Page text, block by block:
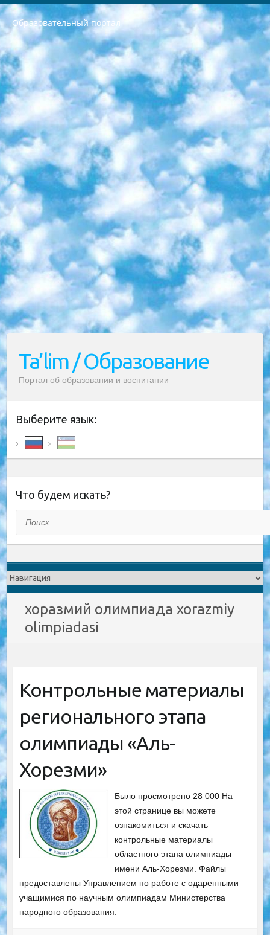
Образовательный портал
РЕСПУБЛИКА УЗБЕКИСТАН МИНИСТРЕРСТВО ДОШКОЛЬНОГО И ШКОЛЬНОГО ОБРАЗОВАНИЯ КОМАНДА в общеобразовательных учреждениях в 2023-2024 учебном году организация и проведение итоговой государственной аттестации обучающихся о Министра дошкольного и школьного образования Республики Узбекистан от 4 марта 2008 года (постановлением Минюста от 20 марта 2008 года № 1778 государственной регистрации) «Итоговое состояние учащихся общего среднего образования на основании положения об утверждении положения об аттестации общего среднего образования выпускной экзамен студентов в образовательных учреждениях в 2023-2024 учебном году В целях организации и прохождения аттестации приказываю: 1. Следующее: перечень предметов, по которым будет проводиться итоговая государственная аттестация и экзамен формы перевода согласно приложению 1; сертификаты международного образца, оценивающие уровень владения иностранными языками перечень согласно приложению 2; 2. Педагогический при специализированных образовательных учреждениях. научно-практический центр квалификации и международной оценки (Д.Давидова) 2024 г. До 25 марта: задания по предметам, по которым будет проводиться итоговая аттестация разработка и утверждение технических условий; итоговая аттестация на основании разработанного предметного задания разработка вопросов по предметам (устно и письменно), экзамен передача; общеобразовательные средние школы и специальные учебные заведения учащиеся выпускных классов школ и интернатов в агентской системе подготовка базы данных экзаменационных материалов и критериев оценки; перевод базы экзаменационных материалов на все языки обучения подать в Республиканский образовательный центр для изготовления; варианты экзаменов на основе разработанных контрольных материалов пусть будут поставлены задачи формирования. 3. Республиканский образовательный центр (Ш.Худайкулов) до 5 апреля 2024 года. до: база данных предоставленных экзаменационных материалов на все языки обучения перевод и экспертиза; для слепых, слабовидящих, глухих, слабослышащих и умственно отсталых детей учащиеся выпускных классов специализированных школ и школ-интернатов база данных экзаменационных материалов на всех преподаваемых языках подготовка критериев оценки; специализированные школы для умственно отсталых детей и технологии для учащихся выпускных классов школ-интернатов разработка соответствующих рекомендаций и критериев проведения ЕГЭ по естествознанию давать задания. 4. Педагогический при специализированных образовательных учреждениях. Научно-практический центр навыков и международной оценки (Д.Давидова), Республика образовательный центр (Худайкулов Ш.) итоговый государственный аттестационный экзамен ориентирован на творческое и логическое мышление при подготовке базы материалов учитывать введение заданий. 5. Следует отметить, что: сертификат государственного образца о знании общеобразовательного предмета и как минимум национальный уровень B1 по предметам на иностранных языках, указанным в Приложении 2. или международно признанный сертификат эквивалентного уровня студенты, изучающие определенный предмет, освобождаются от экзамена; по соответствующим предметам запланирована итоговая государственная аттестация за день до дня, путем жеребьевки Рабочей группой (в письменной форме по предметам, проводимым в форме) из числа сформированных вариантов выбрано 2 варианта; 2 выбранных варианта экзамена анонсированы на официальном сайте министерства и все выпускники по всей стране на основе этих вариантов проводит итоговую государственную аттестацию. 6. Государственное образование учащихся средних общеобразовательных учреждений. знания в соответствии с квалификационными требованиями, которые необходимо приобрести на основании стандартов итоговый (выпускной) контроль для 9 и 11 классов в целях тестирования Экзамены (далее – экзамены) состоят из предметов, перечисленных в приложении 1. будет сделано. 7. Экзамены пройдут с 26 мая по 15 июня 2024 г. (кроме науки физического воспитания). 8. Физическая для учащихся 9 классов общесредних образовательных учреждений. Экзамены по предмету «Образование, квалификация медицина» 1-6 мая 2024 года. сотрудники перевести под присмотр (с отклонениями в физическом или умственном развитии) специализированная школа для детей, школы-интернаты и со сколиозом школы-интернаты санаторного типа для больных детей исключены). 9. Он был слепым, слабовидящим и имел нарушения опорно-двигательного аппарата. экзамены в специализированных школах и интернатах для детей должны проводиться исходя из требований, предъявляемых к общеобразовательным учреждениям (физкультура кроме науки). 10. Специализированная школа для глухих и слабослышащих детей. и экзамены в интернатах и быть реализован в виде письменного теста по математике. 11. Специальность для умственно отсталых детей. Для 9 класса Родной язык и литературное письмо Государственный язык (язык обучения – узбекский). для неклассов) написано Математическое письмо Письменная/устная история Узбекистана Физическое воспитание практично Итоговый контроль Для 11 класса Написание родного языка и литературы (эссе) Математическое письмо Узбекский язык (обучение на узбекском языке) не посещающее общее среднее образование для учреждений)/Образовательное учреждение выбор письменный и устный Иностранный язык письменный/устный Письменная/устная история Узбекистана *По выбору студента:  Химия  Физика  Основы государственного права  География 10 бесплатных образовательных ресурсов - Мы составили подборку онлайн-проектов с интерактивными упражнениями, видеолекциями и статьями. Они помогут вам обрести новые и освежить старые знания бесплатно. 1. «ИНТУИТ» Старейшая образовательная площадка Рунета. Здесь вы найдёте сотни текстовых и видеокурсов на десятки различных тем — от программирования до психологии. Многие курсы подготовлены российскими университетами и крупными международными компаниями вроде Intel и Microsoft. Самостоятельное обучение бесплатное, но желающие могут оплатить услуги персональных наставников. 2. «Смартия» знакомит с актуальными профессиями и подсказывает, как им обучаться. Выбрав заинтересовавшую вас специальность — SMM-специалист, фотограф, веб-дизайнер или другую, — увидите список необходимых для неё умений. Чтобы вы могли освоить их самостоятельно, для каждого умения площадка отображает подборку ссылок на учебные материалы. Хотя «Смартия» ориентируется на русскоязычную аудиторию, часть контента всё же доступна только на английском. 3. «Лекторий Физтеха» Проект Московского физико-технического института (Физтеха). С его помощью вы можете смотреть онлайн серии лекций, записанные на видео в этом вузе. В числе доступных предметов — физика, биология, химия, информационные технологии и другие. К некоторым лекциям администрация ресурса прилагает готовые конспекты, которые можно скачивать в PDF-формате. 4. ITMOcourses Онлайн-площадка Санкт-Петербургского национального исследовательского университета информационных технологий, механики и оптики (ИТМО). Ресурс предоставляет свободный доступ к курсам, разработанным в этом вузе. Каталог материалов разбит на четыре категории: «Оптические системы и технологии», «Приборостроение и робототехника», «Информационные технологии» и «Биотехнологии». Курсы состоят из видеолекций, интерактивных демонстраций и заданий. 5. «КиберЛенинка» Электронная научная библиотека открытого доступа. Каталог площадки регулярно обрастает текстами статей из различных научных изданий. Сгруппированные по журналам и рубрикам публикации можно читать онлайн или скачивать целиком в PDF-формате. Проект нацелен на популяризацию науки за счёт открытого доступа к качественной информации. 6. «ПостНаука» На этом ресурсе публикуют подборки видеолекций, составленные экспертами из разных отраслей и объединённые общими темами. Среди них, к примеру, есть серии «Биоинформатика и геномика», «Культура средневековой Скандинавии» и Cinema Studies о теории кино. Каждая подборка лекций — логически связанная история, рассказанная экспертом от первого лица. Кроме того, на сайте появляются научно-образовательные статьи и тесты на разные темы. 7. «Newочём» Команда проекта «Newочём» отбирает самые интересные тексты из англоязычных СМИ и переводит те из них, за которые голосуют участники сообщества «ВКонтакте». По большей части это научно-популярные статьи. Редакторы придумывают лишь заголовки, в остальном содержание переводов соответствует оригиналам. Полные тексты можно читать прямо в социальной сети. 8. InternetUrok Онлайн-база материалов по основным дисциплинам школьной программы. Информация на сайте структурирована по классам, предметам и темам (урокам). Каждый урок состоит из видеолекций и конспектов. Есть также интерактивные тренажёры и тесты для закрепления пройденного материала. Даже если вы давно окончили школу, возможность повторить программу старших классов всегда может пригодиться. 9. Edutainme Ещё один ресурс об образовании. В отличие от Newtonew, как мне кажется, Edutainme больше ориентируется на представителей индустрии: педагогов, предпринимателей, разработчиков образовательных проектов. Но и любой, кто просто стремится к саморазвитию, найдёт на сайте много полезного и интересного для себя. Например, информацию о новых курсах и образовательных сервисах. 10. Newtonew Онлайн-медиа об образовании и обучении в широком смысле. Авторы Newtonew пишут об инструментах, заведениях, тактиках и стратегиях, которые помогают учить других и получать новые знания самостоятельно. На этой площадке вы найдёте новости, обзоры, аналитические мат
Ta’lim / Образование
Портал об образовании и воспитании
Выберите язык:
Что будем искать?
хоразмий олимпиада xorazmiy
olimpiadasi
Контрольные материалы
регионального этапа
олимпиады «Аль-
Хорезми»
Было просмотрено 28 000 На
этой странице вы можете
ознакомиться и скачать
контрольные материалы
областного этапа олимпиады
имени Аль-Хорезми. Файлы
предоставлены Управлением по работе с одаренными
учащимися по научным олимпиадам Министерства
народного образования.